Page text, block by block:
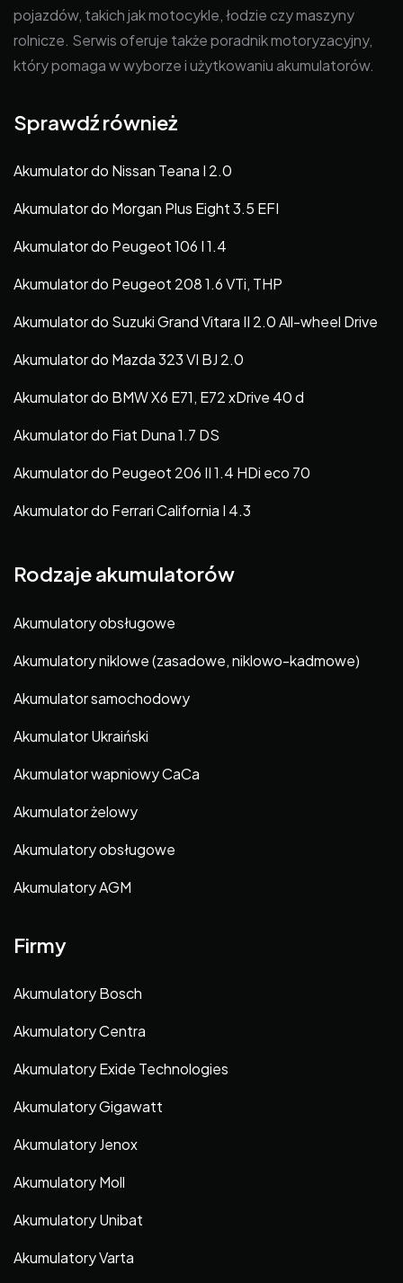
pojazdów, takich jak motocykle, łodzie czy maszyny
rolnicze. Serwis oferuje także poradnik motoryzacyjny,
który pomaga w wyborze i użytkowaniu akumulatorów.
Sprawdź również
Akumulator do Nissan Teana I 2.0
Akumulator do Morgan Plus Eight 3.5 EFI
Akumulator do Peugeot 106 I 1.4
Akumulator do Peugeot 208 1.6 VTi, THP
Akumulator do Suzuki Grand Vitara II 2.0 All-wheel Drive
Akumulator do Mazda 323 VI BJ 2.0
Akumulator do BMW X6 E71, E72 xDrive 40 d
Akumulator do Fiat Duna 1.7 DS
Akumulator do Peugeot 206 II 1.4 HDi eco 70
Akumulator do Ferrari California I 4.3
Rodzaje akumulatorów
Akumulatory obsługowe
Akumulatory niklowe (zasadowe, niklowo-kadmowe)
Akumulator samochodowy
Akumulator Ukraiński
Akumulator wapniowy CaCa
Akumulator żelowy
Akumulatory obsługowe
Akumulatory AGM
Firmy
Akumulatory Bosch
Akumulatory Centra
Akumulatory Exide Technologies
Akumulatory Gigawatt
Akumulatory Jenox
Akumulatory Moll
Akumulatory Unibat
Akumulatory Varta